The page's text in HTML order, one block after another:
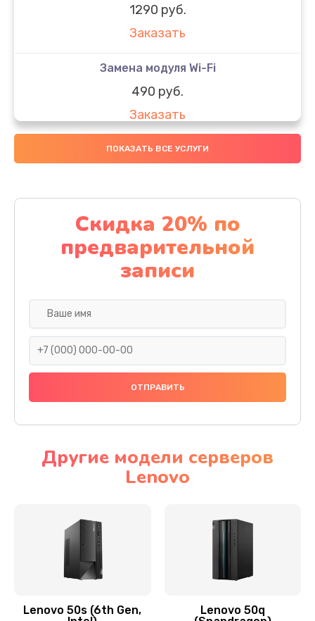
1290 руб.
Заказать
Замена модуля Wi-Fi
490 руб.
Заказать
Замена микрофона
Заказать
Замена аккумулятора
1130 руб.
Заказать
Замена дисплея (экрана)
Замена тачскрина
Замена разъема питания
Замена мультиконтроллера
Заказать
ПОКАЗАТЬ ВСЕ УСЛУГИ
Скидка 20% по
предварительной
записи
Другие модели серверов
Lenovo
Lenovo 50s (6th Gen,
Lenovo 50q